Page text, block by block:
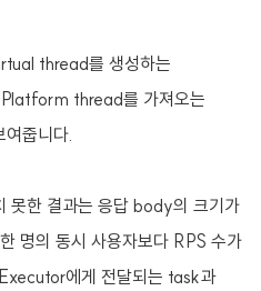
thread를 생성하는
thread를 가져오는
줍니다.
못한 결과는 응답 body의 크기가
명의 동시 사용자보다 RPS 수가
에게 전달되는 task과